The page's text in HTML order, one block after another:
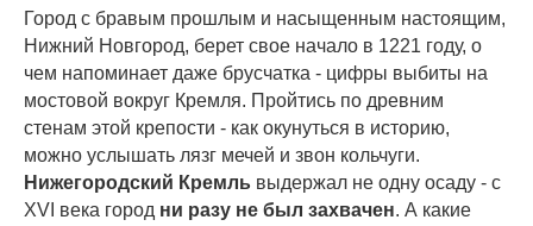
Город с бравым прошлым и насыщенным настоящим,
Нижний Новгород, берет свое начало в 1221 году, о
чем напоминает даже брусчатка - цифры выбиты на
мостовой вокруг Кремля. Пройтись по древним
стенам этой крепости - как окунуться в историю,
можно услышать лязг мечей и звон кольчуги.
Нижегородский Кремль выдержал не одну осаду - с
XVI века город ни разу не был захвачен. А какие